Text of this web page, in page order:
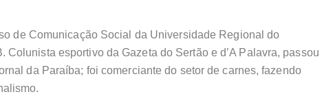
de Comunicação Social da Universidade Regional do
Colunista esportivo da Gazeta do Sertão e d’A Palavra, passou
da Paraíba; foi comerciante do setor de carnes, fazendo